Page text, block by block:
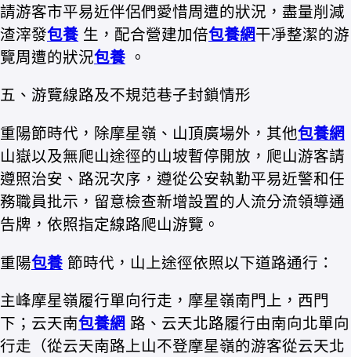
請游客市平易近伴侶們愛惜周遭的狀況，盡量削減
渣滓發包養 生，配合營建加倍包養網干凈整潔的游
覽周遭的狀況包養 。
五、游覽線路及不規范巷子封鎖情形
重陽節時代，除摩星嶺、山頂廣場外，其他包養網
山嶽以及無爬山途徑的山坡暫停開放，爬山游客請
遵照治安、路況次序，遵從公安執勤平易近警和任
務職員批示，留意檢查新增設置的人流分流領導通
告牌，依照指定線路爬山游覽。
重陽包養 節時代，山上途徑依照以下道路通行：
主峰摩星嶺履行單向行走，摩星嶺南門上，西門
下；云天南包養網 路、云天北路履行由南向北單向
行走（從云天南路上山不登摩星嶺的游客從云天北